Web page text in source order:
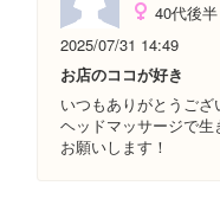
40代後半
2025/07/31 14:49
お店のココが好き
いつもありがとうご
ヘッドマッサージで
お願いします！